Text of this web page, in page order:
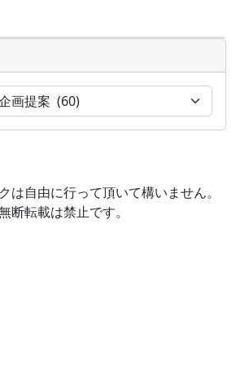
は自由に行って頂いて構いません。
断転載は禁止です。